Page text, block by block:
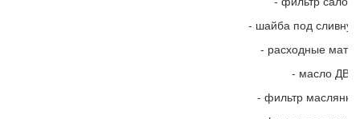
- шайба под
- расходные
- масло ДВС
- фильтр